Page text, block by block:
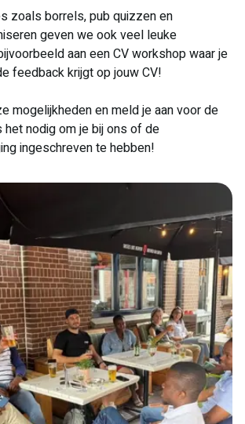
zoals borrels, pub quizzen en
geven we ook veel leuke
aan een CV workshop waar je
feedback krijgt op jouw CV!
mogelijkheden en meld je aan voor de
nodig om je bij ons of de
ingeschreven te hebben!